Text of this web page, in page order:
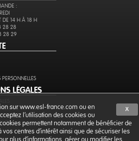
:
DE 14 H À 18 H
28 28
28 29
LÉGALES
DE VENTE
X
sur www.esl-france.com ou en
l’utilisation des cookies ou
permettent notamment de bénéficier de
vos centres d'intérêt ainsi que de sécuriser les